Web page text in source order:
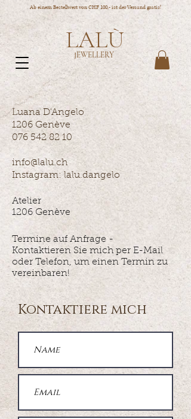
Ab einem Bestellwert von CHF 100,- ist der Versand gratis!
LALÙ
JEWELLERY
Jewellery-Swissmade
Luana D'Angelo
1206 Genève
076 542 82 10
info@lalu.ch
Instagram: lalu.dangelo
Atelier
1206 Genève
Termine auf Anfrage -
Kontaktieren Sie mich per E-Mail
oder Telefon, um einen Termin zu
vereinbaren!
Kontaktiere mich